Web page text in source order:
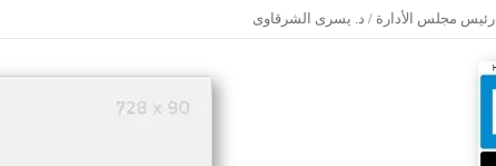
رئيس مجلس الأدارة / د. يسرى الشرقاوى